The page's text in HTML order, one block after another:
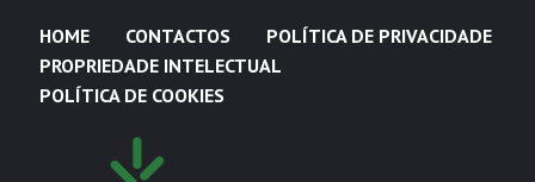
HOME CONTACTOS
POLÍTICA DE PRIVACIDADE
PROPRIEDADE INTELECTUAL
POLÍTICA DE COOKIES